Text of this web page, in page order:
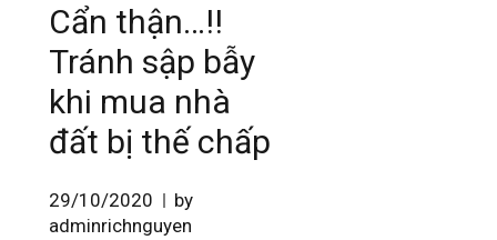
Cẩn thận…!!
Tránh sập bẫy
khi mua nhà
đất bị thế chấp
29/10/2020
by
adminrichnguyen